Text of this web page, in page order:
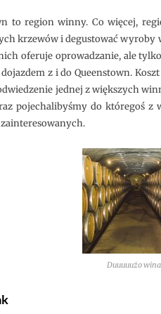
to region winny. Co więcej,
krzewów i degustować
oferuje oprowadzanie, ale
z i do Queenstown.
jednej z większych
pojechalibyśmy do któregoś
Duuuuużo